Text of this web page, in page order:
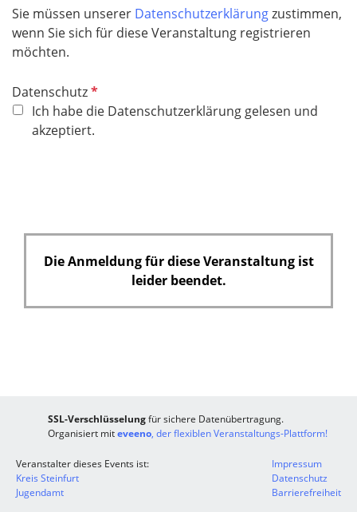
Sie müssen unserer Datenschutzerklärungzustimmen,
wenn Sie sich für diese Veranstaltung registrieren
möchten.
DatenschutzP
f
l
l
Ich habe die Datenschutzerklärung gelesen und
akzeptiert.
Die Anmeldung für diese Veranstaltung ist
leider beendet.
SSL-Verschlüsselungfür sichere Datenübertragung.
Organisiert miteveeno, der flexiblen Veranstaltungs-Plattform!
Veranstalter dieses Events ist:
Kreis Steinfurt
Jugendamt
Impressum
Datenschutz
Barrierefreiheit